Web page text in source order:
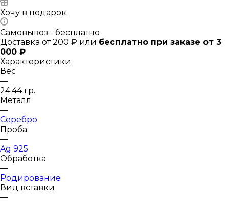
Хочу в подарок
Самовывоз - бесплатно
Доставка от 200 ₽ или бесплатно при заказе от 3
000 ₽
Характеристики
Вес
—
24.44 гр.
Металл
—
Серебро
Проба
—
Ag 925
Обработка
—
Родирование
Вид вставки
—